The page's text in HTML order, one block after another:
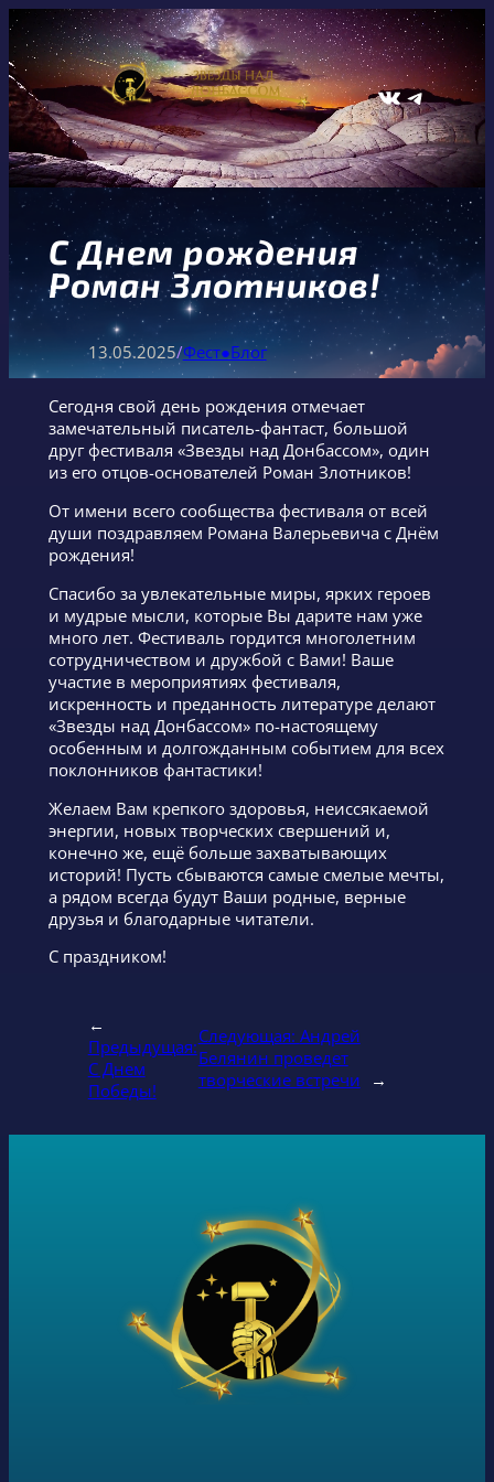
Перейти
к
содержимому
ВКонтакте Telegram
С Днем рождения
Роман Злотников!
13.05.2025/Фест●Блог
Сегодня свой день рождения отмечает
замечательный писатель-фантаст, большой
друг фестиваля «Звезды над Донбассом», один
из его отцов-основателей Роман Злотников!
От имени всего сообщества фестиваля от всей
души поздравляем Романа Валерьевича с Днём
рождения!
Спасибо за увлекательные миры, ярких героев
и мудрые мысли, которые Вы дарите нам уже
много лет. Фестиваль гордится многолетним
сотрудничеством и дружбой с Вами! Ваше
участие в мероприятиях фестиваля,
искренность и преданность литературе делают
«Звезды над Донбассом» по-настоящему
особенным и долгожданным событием для всех
поклонников фантастики!
Желаем Вам крепкого здоровья, неиссякаемой
энергии, новых творческих свершений и,
конечно же, ещё больше захватывающих
историй! Пусть сбываются самые смелые мечты,
а рядом всегда будут Ваши родные, верные
друзья и благодарные читатели.
С праздником!
←
Предыдущая:
С Днем
Победы!
Следующая: Андрей
Белянин проведет
творческие встречи
→